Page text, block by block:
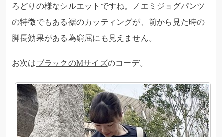
ろどりの様なシルエットですね。ノエミジョグパンツ
の特徴でもある裾のカッティングが、前から見た時の
脚長効果がある為窮屈にも見えません。
お次はブラックのMサイズのコーデ。